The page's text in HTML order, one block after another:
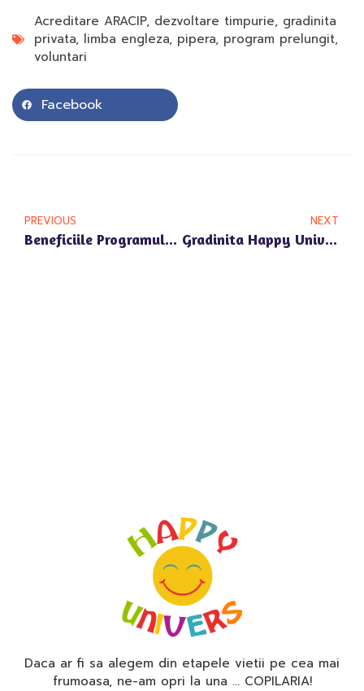
Acreditare ARACIP, dezvoltare timpurie, gradinita
privata, limba engleza, pipera, program prelungit,
voluntari
Facebook
PREVIOUS
Beneficiile Programului Prelungit La Gradinita Happy Univers Din Pipera Nord
NEXT
Gradinita Happy Univers: Inscrieri Deschise Pentru Copii In Zona Bulevardul Pipera 1Z
Daca ar fi sa alegem din etapele vietii pe cea mai
frumoasa, ne-am opri la una … COPILARIA!